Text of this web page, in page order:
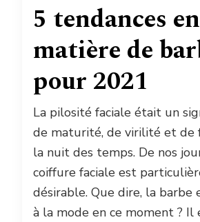
5 tendances en
matière de
pour 2021
La pilosité faciale était un
de maturité, de virilité et de
la nuit des temps. De nos
coiffure faciale est
désirable. Que dire, la barbe
à la mode en ce moment ? Il